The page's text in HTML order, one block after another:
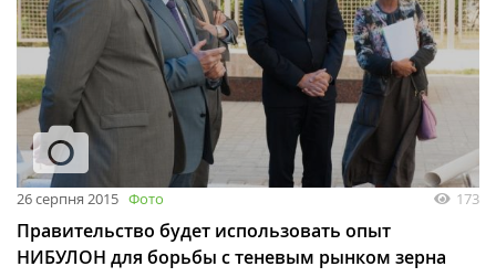
26 серпня 2015 Фото 173
Правительство будет использовать опыт
НИБУЛОН для борьбы с теневым рынком зерна